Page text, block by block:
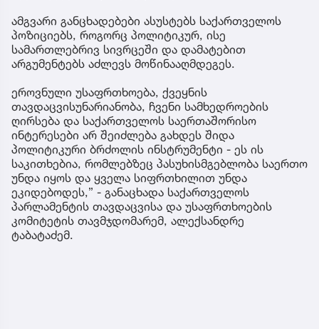
ამგვარი განცხადებები ასუსტებს საქართველოს
პოზიციებს, როგორც პოლიტიკურ, ისე
სამართლებრივ სივრცეში და დამატებით
არგუმენტებს აძლევს მოწინააღმდეგეს.
ეროვნული უსაფრთხოება, ქვეყნის
თავდაცვისუნარიანობა, ჩვენი სამხედროების
ღირსება და საქართველოს საერთაშორისო
ინტერესები არ შეიძლება გახდეს შიდა
პოლიტიკური ბრძოლის ინსტრუმენტი - ეს ის
საკითხებია, რომლებზეც პასუხისმგებლობა საერთო
უნდა იყოს და ყველა სიფრთხილით უნდა
ეკიდებოდეს,” - განაცხადა საქართველოს
პარლამენტის თავდაცვისა და უსაფრთხოების
კომიტეტის თავმჯდომარემ, ალექსანდრე
ტაბატაძემ.